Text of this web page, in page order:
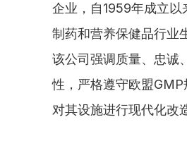
企业，自1959年成立以
制药和营养保健品行业
该公司强调质量、忠诚
性，严格遵守欧盟
对其设施进行现代化改